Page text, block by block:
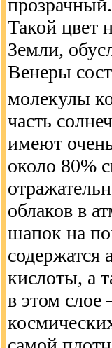
Такой цвет
Земли,
Венеры
молекулы
часть
имеют
около 80%
облаков в
шапок на
содержатся
кислоты, а
в этом